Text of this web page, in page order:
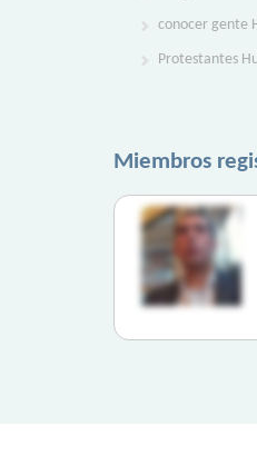
conocer gente
Protestantes
Miembros